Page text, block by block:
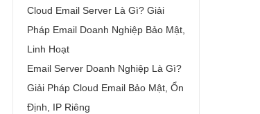
Cloud Email Server Là Gì? Giải
Pháp Email Doanh Nghiệp Bảo Mật,
Linh Hoạt
Email Server Doanh Nghiệp Là Gì?
Giải Pháp Cloud Email Bảo Mật, Ổn
Định, IP Riêng